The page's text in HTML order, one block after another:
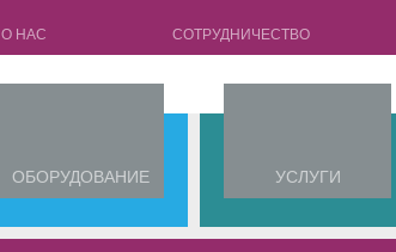
О НАС СОТРУДНИЧЕСТВО
ОБОРУДОВАНИЕ УСЛУГИ